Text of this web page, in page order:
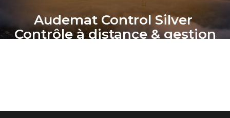
Audemat Control Silver
Contrôle à distance & gestion